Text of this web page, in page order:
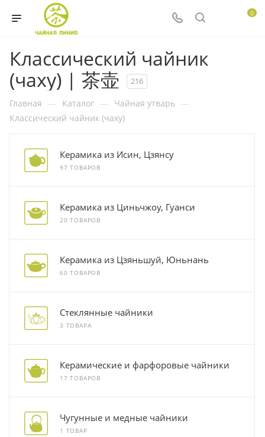
0
Классический чайник
(чаху) | 茶壶
216
Главная — Каталог — Чайная утварь —
Классический чайник (чаху)
Керамика из Исин, Цзянсу
97 ТОВАРОВ
Керамика из Циньчжоу, Гуанси
20 ТОВАРОВ
Керамика из Цзяньшуй, Юньнань
60 ТОВАРОВ
Стеклянные чайники
3 ТОВАРА
Керамические и фарфоровые чайники
17 ТОВАРОВ
Чугунные и медные чайники
1 ТОВАР